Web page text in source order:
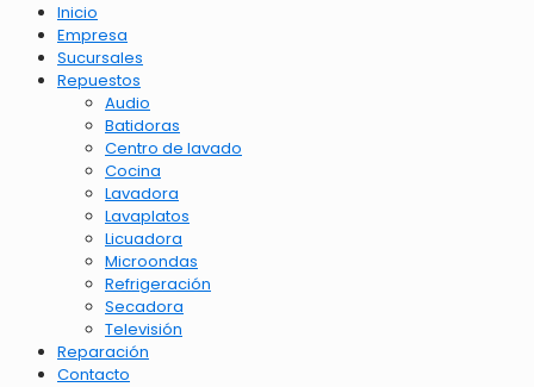
Inicio
Empresa
Sucursales
Repuestos
Audio
Batidoras
Centro de lavado
Cocina
Lavadora
Lavaplatos
Licuadora
Microondas
Refrigeración
Secadora
Televisión
Reparación
Contacto